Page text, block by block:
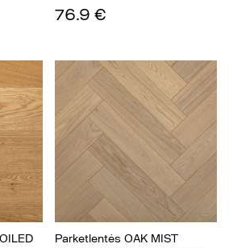
76.9 €
Parketlentės OAK MIST